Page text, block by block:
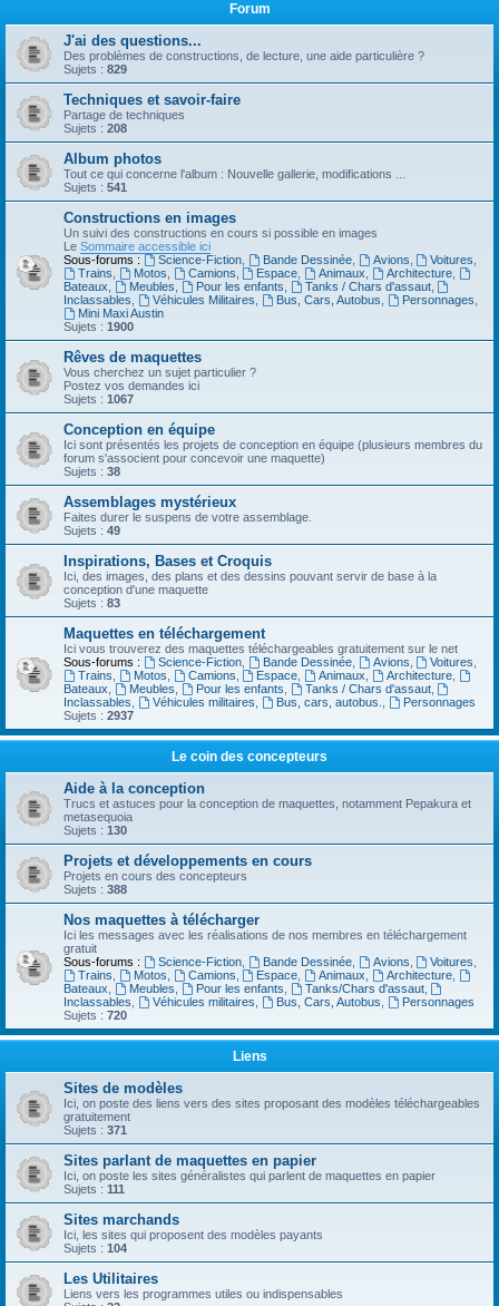
Forum
J'ai des questions...
Des problèmes de constructions, de lecture, une aide particulière ?
Sujets : 829
Techniques et savoir-faire
Partage de techniques
Sujets : 208
Album photos
Tout ce qui concerne l'album : Nouvelle gallerie, modifications ...
Sujets : 541
Constructions en images
Un suivi des constructions en cours si possible en images
Le Sommaire accessible ici
Sous-forums :
Science-Fiction, Bande Dessinée, Avions Voitures
Trains
Motos Camions Espace Animaux Architecture
Bateaux
Meubles Pour les enfants Tanks / Chars d'assaut,
Inclassables
Véhicules Militaires Bus, Cars, Autobus Personnages
Mini Maxi Austin
Sujets : 1900
Rêves de maquettes
Vous cherchez un sujet particulier ?
Postez vos demandes ici
Sujets : 1067
Conception en équipe
Ici sont présentés les projets de conception en équipe (plusieurs membres du
forum s'associent pour concevoir une maquette)
Sujets : 38
Assemblages mystérieux
Faites durer le suspens de votre assemblage.
Sujets : 49
Inspirations, Bases et Croquis
Ici, des images, des plans et des dessins pouvant servir de base à la
conception d'une maquette
Sujets : 83
Maquettes en téléchargement
Ici vous trouverez des maquettes téléchargeables gratuitement sur le net
Sous-forums :
Science-Fiction, Bande Dessinée, Avions Voitures
Trains
Motos Camions Espace Animaux Architecture
Bateaux
Meubles Pour les enfants Tanks / Chars d'assaut,
Inclassables
Véhicules militaires Bus, cars, autobus.
Personnages
Sujets : 2937
Le coin des concepteurs
Aide à la conception
Trucs et astuces pour la conception de maquettes, notamment Pepakura et
metasequoia
Sujets : 130
Projets et développements en cours
Projets en cours des concepteurs
Sujets : 388
Nos maquettes à télécharger
Ici les messages avec les réalisations de nos membres en téléchargement
gratuit
Sous-forums :
Science-Fiction, Bande Dessinée, Avions Voitures
Trains
Motos Camions Espace Animaux Architecture
Bateaux
Meubles Pour les enfants Tanks/Chars d'assaut,
Inclassables
Véhicules militaires Bus, Cars, Autobus
Personnages
Sujets : 720
Liens
Sites de modèles
Ici, on poste des liens vers des sites proposant des modèles téléchargeables
gratuitement
Sujets : 371
Sites parlant de maquettes en papier
Ici, on poste les sites généralistes qui parlent de maquettes en papier
Sujets : 111
Sites marchands
Ici, les sites qui proposent des modèles payants
Sujets : 104
Les Utilitaires
Liens vers les programmes utiles ou indispensables